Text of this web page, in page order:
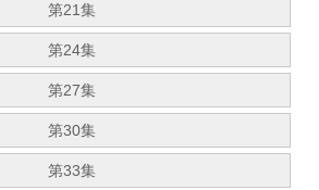
第21集
第24集
第27集
第30集
第33集